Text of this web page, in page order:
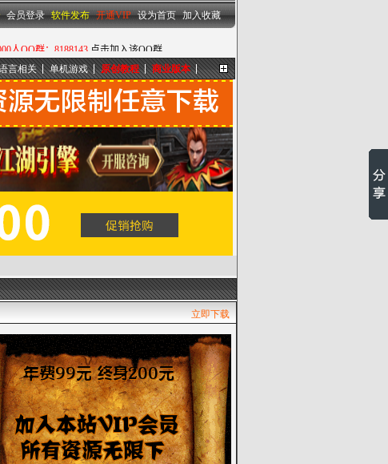
设为首页|加入收藏
会员登录 软件发布 开通VIP 设为首页 加入收藏
更多...
言相关 单机游戏 原创教程 商业版本
立即下载